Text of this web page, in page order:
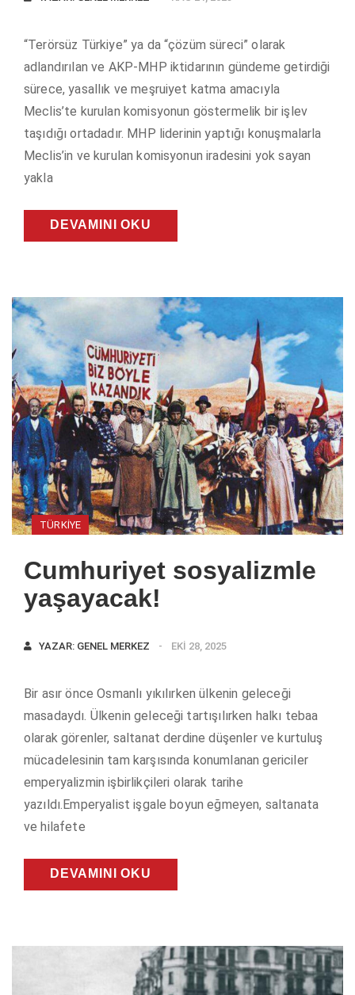
“Terörsüz Türkiye” ya da “çözüm süreci” olarak
adlandırılan ve AKP-MHP iktidarının gündeme getirdiği
sürece, yasallık ve meşruiyet katma amacıyla
Meclis’te kurulan komisyonun göstermelik bir işlev
taşıdığı ortadadır. MHP liderinin yaptığı konuşmalarla
Meclis’in ve kurulan komisyonun iradesini yok sayan
yakla
DEVAMINI OKU
TÜRKIYE
Cumhuriyet sosyalizmle
yaşayacak!
YAZAR: GENEL MERKEZ EKI 28, 2025
Bir asır önce Osmanlı yıkılırken ülkenin geleceği
masadaydı. Ülkenin geleceği tartışılırken halkı tebaa
olarak görenler, saltanat derdine düşenler ve kurtuluş
mücadelesinin tam karşısında konumlanan gericiler
emperyalizmin işbirlikçileri olarak tarihe
yazıldı.Emperyalist işgale boyun eğmeyen, saltanata
ve hilafete
DEVAMINI OKU